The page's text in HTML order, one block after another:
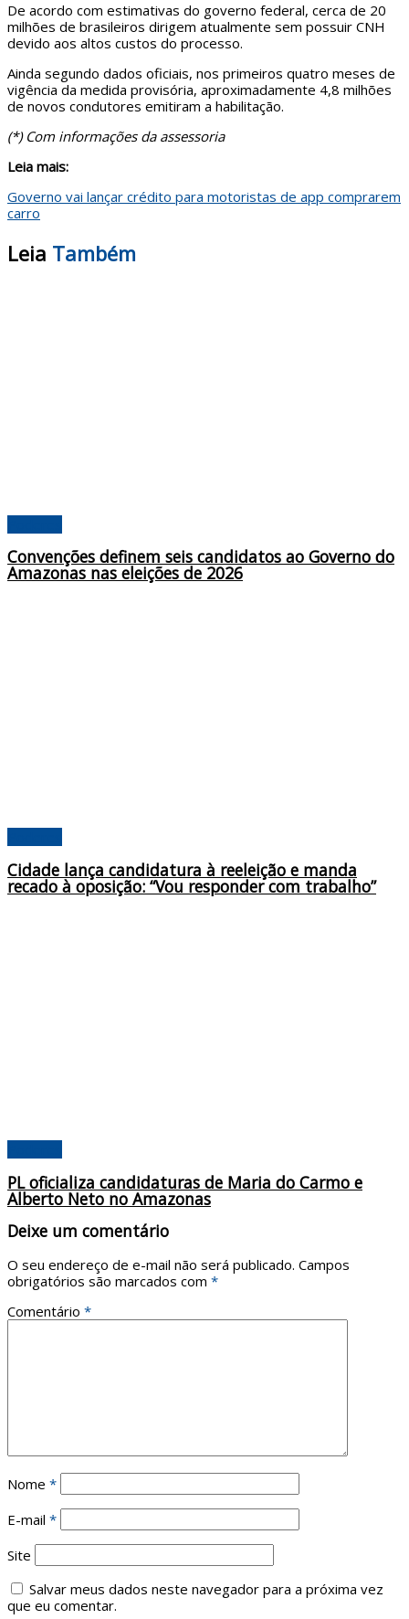
De acordo com estimativas do governo federal, cerca de 20
milhões de brasileiros dirigem atualmente sem possuir CNH
devido aos altos custos do processo.
Ainda segundo dados oficiais, nos primeiros quatro meses de
vigência da medida provisória, aproximadamente 4,8 milhões
de novos condutores emitiram a habilitação.
(*) Com informações da assessoria
Leia mais:
Governo vai lançar crédito para motoristas de app comprarem
carro
Leia Também
Convenções definem seis candidatos ao Governo do
Amazonas nas eleições de 2026
Cidade lança candidatura à reeleição e manda
recado à oposição: “Vou responder com trabalho”
PL oficializa candidaturas de Maria do Carmo e
Alberto Neto no Amazonas
Deixe um comentário
O seu endereço de e-mail não será publicado. Campos
obrigatórios são marcados com *
Comentário *
Nome *
E-mail *
Site
Salvar meus dados neste navegador para a próxima vez
que eu comentar.